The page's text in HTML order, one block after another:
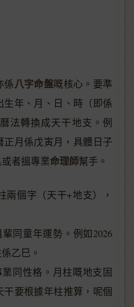
係八字命盤嘅核心。要準
年、月、日、時（即係
曆法轉換成天干地支。例
正月係戊寅月，具體日子
者搵專業命理師幫手。
兩個字（天干+地支），
同童年運勢。例如2026
乙巳。
業同性格。月柱嘅地支固
要根據年柱推算，呢個